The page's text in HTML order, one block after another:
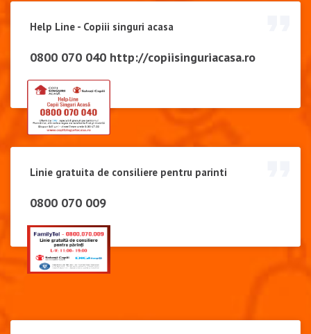
Help Line - Copiii singuri acasa
0800 070 040 http://copiisinguriacasa.ro
Linie gratuita de consiliere pentru parinti
0800 070 009